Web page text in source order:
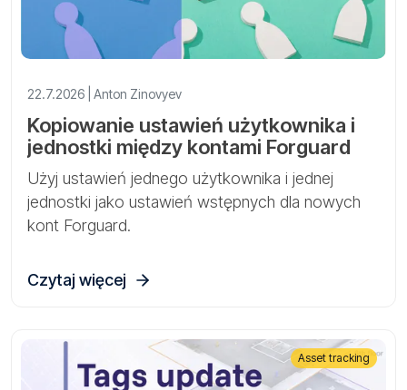
22.7.2026 | Anton Zinovyev
Kopiowanie ustawień użytkownika i
jednostki między kontami Forguard
Użyj ustawień jednego użytkownika i jednej
jednostki jako ustawień wstępnych dla nowych
kont Forguard.
Czytaj więcej
Asset tracking